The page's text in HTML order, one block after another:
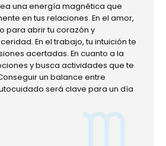
una energía magnética que
en tus relaciones. En el amor,
para abrir tu corazón y
En el trabajo, tu intuición te
acertadas. En cuanto a la
y busca actividades que te
un balance entre
será clave para un día